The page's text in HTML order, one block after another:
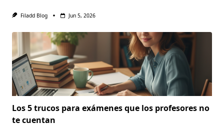
Filadd Blog Jun 5, 2026
Los 5 trucos para exámenes que los profesores no
te cuentan